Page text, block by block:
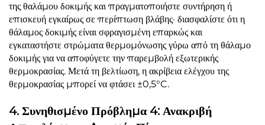
της θαλάμου δοκιμής και πραγματοποιήστε συντήρηση ή
επισκευή εγκαίρως σε περίπτωση βλάβης· διασφαλίστε ότι η
θάλαμος δοκιμής είναι σφραγισμένη επαρκώς και
εγκαταστήστε στρώματα θερμομόνωσης γύρω από τη θάλαμο
δοκιμής για να αποφύγετε την παρεμβολή εξωτερικής
θερμοκρασίας. Μετά τη βελτίωση, η ακρίβεια ελέγχου της
θερμοκρασίας μπορεί να φτάσει ±0,5°C.
4. Συνηθισμένο Πρόβλημα 4: Ανακριβή